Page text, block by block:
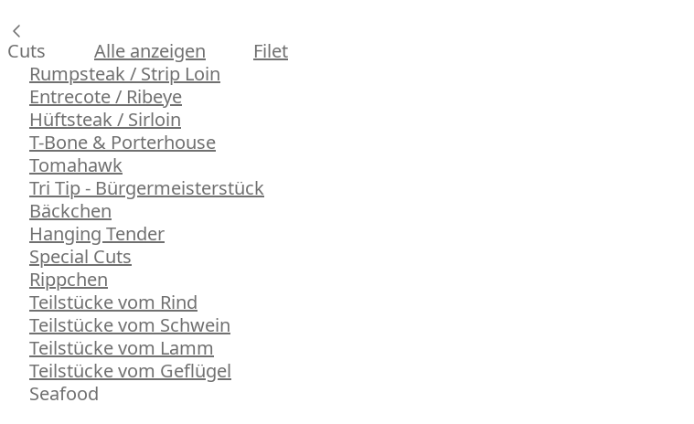
Cuts Alle anzeigen
Filet
Rumpsteak / Strip Loin
Entrecote / Ribeye
Hüftsteak / Sirloin
T-Bone & Porterhouse
Tomahawk
Tri Tip - Bürgermeisterstück
Bäckchen
Hanging Tender
Special Cuts
Rippchen
Teilstücke vom Rind
Teilstücke vom Schwein
Teilstücke vom Lamm
Teilstücke vom Geflügel
Seafood